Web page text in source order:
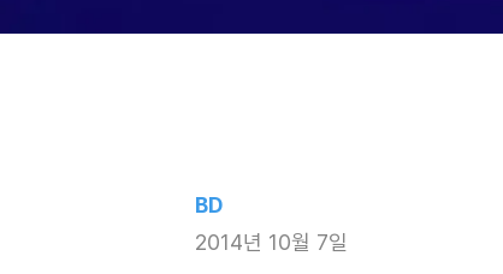
BD
2014년 10월 7일